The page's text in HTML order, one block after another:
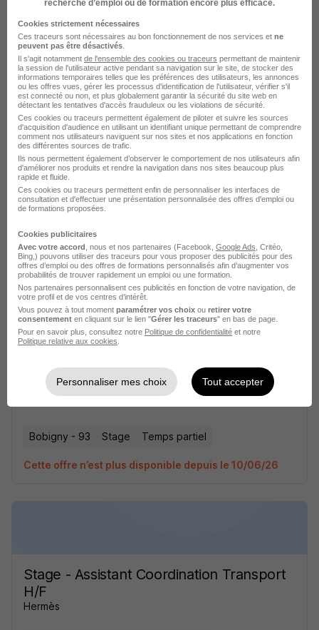
Bobigny - 93 Stage
Cette offre n’est plus disponible depuis le 10/06/26
Stage - Assistant Coordination Transport
H/F
Hermès
Bobigny - 93
Cette offre n’est plus disponible depuis le 10/06/26
Stage - Assistant Coordination Transport
H/F
Bobigny - 93 Stage Temps partiel
Cette offre n’est plus disponible depuis le 10/06/26
Stage - Assistant Coordination Transport
H/F
Hermès
recherche d’emploi ou de formation encore plus efficace.
Cookies strictement nécessaires
Ces traceurs sont nécessaires au bon fonctionnement de nos services et ne
peuvent pas être désactivés
Il s'agit notamment de l'ensemble des cookies ou traceurs permettant de maintenir
la session de l'utilisateur active pendant sa navigation sur le site, de stocker des
informations temporaires telles que les préférences des utilisateurs, les annonces
ou les offres vues, gérer les processus d'identification de l'utilisateur, vérifier s'il
est connecté ou non, et plus globalement garantir la sécurité du site web en
détectant les tentatives d'accès frauduleux ou les violations de sécurité.
Ces cookies ou traceurs permettent également de piloter et suivre les sources
d'acquisition d'audience en utilisant un identifiant unique permettant de comprendre
comment nos utilisateurs naviguent sur nos sites et nos applications en fonction
des différentes sources de trafic.
Ils nous permettent également d’observer le comportement de nos utilisateurs afin
d'améliorer nos produits et rendre la navigation dans nos sites beaucoup plus
rapide et fluide.
Ces cookies ou traceurs permettent enfin de personnaliser les interfaces de
consultation et d'effectuer une présentation personnalisée des offres d'emploi ou
de formations proposées.
Cookies publicitaires
Avec votre accord , nous et nos partenaires (Facebook, Google Ads , Critéo,
Bing,) pouvons utiliser des traceurs pour vous proposer des publicités pour des
offres d’emploi ou des offres de formations personnalisés afin d’augmenter vos
probabilités de trouver rapidement un emploi ou une formation.
Nos partenaires personnalisent ces publicités en fonction de votre navigation, de
votre profil et de vos centres d’intérêt.
Vous pouvez à tout moment paramétrer vos choix ou retirer votre
consentement en cliquant sur le lien "Gérer les traceurs" en bas de page.
Pour en savoir plus, consultez notre Politique de confidentialité et notre
Politique relative aux cookies
Personnaliser mes choix Tout accepter